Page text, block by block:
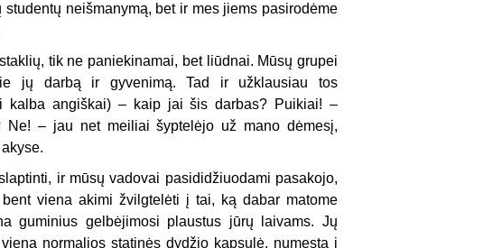
neišmanymą, bet ir mes jiems pasirodėme
tik ne paniekinamai, bet liūdnai. Mūsų grupei
jų darbą ir gyvenimą. Tad ir užklausiau tos
kalba angiškai) – kaip jai šis darbas? Puikiai! –
Ne! – jau net meiliai šyptelėjo už mano dėmesį,
ir mūsų vadovai pasididžiuodami pasakojo,
viena akimi žvilgtelėti į tai, ką dabar matome
guminius gelbėjimosi plaustus jūrų laivams. Jų
normalios statinės dydžio kapsulė, numesta į